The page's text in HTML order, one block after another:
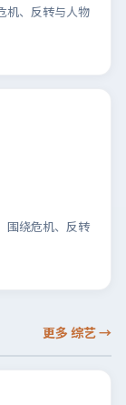
机、反转与人物
围绕危机、反转
更多 综艺→